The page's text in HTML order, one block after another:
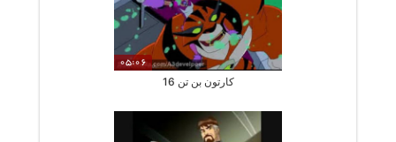
05:06
کارتون بن تن 16